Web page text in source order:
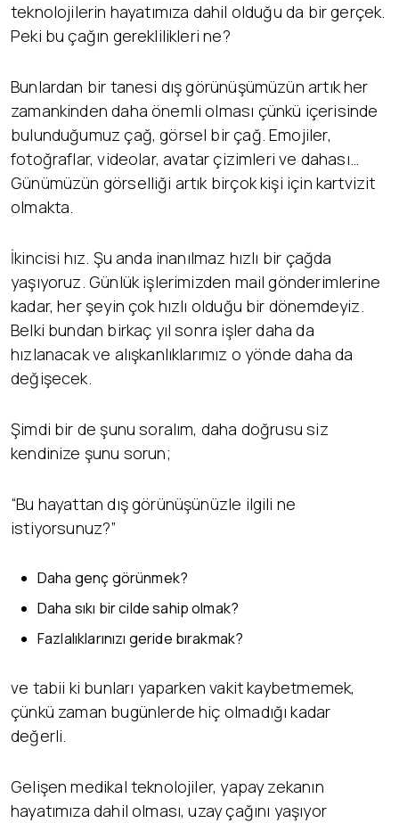
teknolojilerin hayatımıza dahil olduğu da bir gerçek.
Peki bu çağın gereklilikleri ne?
Bunlardan bir tanesi dış görünüşümüzün artık her
zamankinden daha önemli olması çünkü içerisinde
bulunduğumuz çağ, görsel bir çağ. Emojiler,
fotoğraflar, videolar, avatar çizimleri ve dahası…
Günümüzün görselliği artık birçok kişi için kartvizit
olmakta.
İkincisi hız. Şu anda inanılmaz hızlı bir çağda
yaşıyoruz. Günlük işlerimizden mail gönderimlerine
kadar, her şeyin çok hızlı olduğu bir dönemdeyiz.
Belki bundan birkaç yıl sonra işler daha da
hızlanacak ve alışkanlıklarımız o yönde daha da
değişecek.
Şimdi bir de şunu soralım, daha doğrusu siz
kendinize şunu sorun;
“Bu hayattan dış görünüşünüzle ilgili ne
istiyorsunuz?”
Daha genç görünmek?
Daha sıkı bir cilde sahip olmak?
Fazlalıklarınızı geride bırakmak?
ve tabii ki bunları yaparken vakit kaybetmemek,
çünkü zaman bugünlerde hiç olmadığı kadar
değerli.
Gelişen medikal teknolojiler, yapay zekanın
hayatımıza dahil olması, uzay çağını yaşıyor